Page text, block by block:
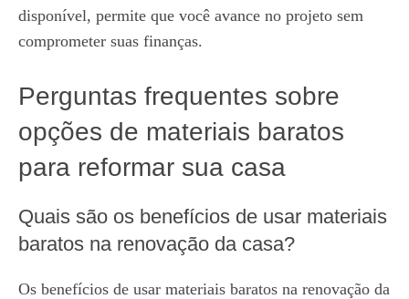
disponível, permite que você avance no projeto sem
comprometer suas finanças.
Perguntas frequentes sobre
opções de materiais baratos
para reformar sua casa
Quais são os benefícios de usar materiais
baratos na renovação da casa?
Os benefícios de usar materiais baratos na renovação da